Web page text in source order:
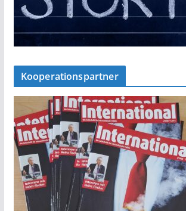
Kooperationspartner